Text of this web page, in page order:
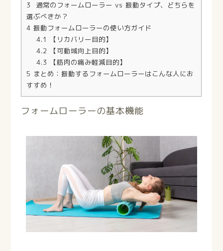
3
通常のフォームローラー vs 振動タイプ、どちらを
選ぶべきか？
4 振動フォームローラーの使い方ガイド
4.1
【リカバリー目的】
4.2
【可動域向上目的】
4.3
【筋肉の痛み軽減目的】
5 まとめ：振動するフォームローラーはこんな人にお
すすめ！
フォームローラーの基本機能